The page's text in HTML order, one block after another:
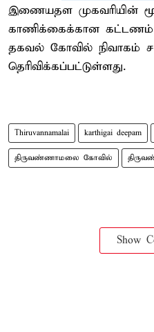
இணையதள முகவரியின்
காணிக்கைக்கான கட்டணம்
தகவல் கோவில் நிவாகம்
தெரிவிக்கப்பட்டுள்ளது.
Thiruvannamalai karthigai deepam
திருவண்ணாமலை கோவில்
Show